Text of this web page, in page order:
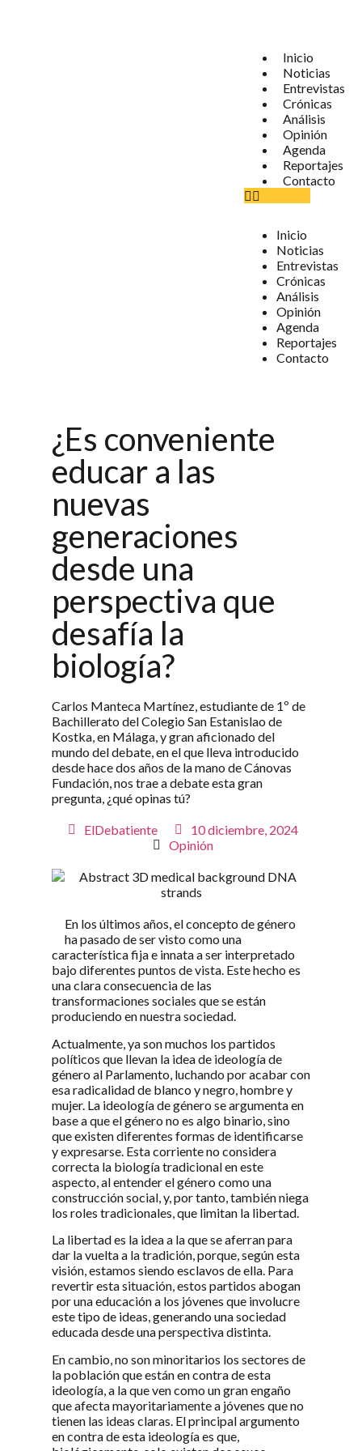
Inicio
Noticias
Entrevistas
Crónicas
Análisis
Opinión
Agenda
Reportajes
Contacto
Inicio
Noticias
Entrevistas
Crónicas
Análisis
Opinión
Agenda
Reportajes
Contacto
¿Es conveniente
educar a las
nuevas
generaciones
desde una
perspectiva que
desafía la
biología?
Carlos Manteca Martínez, estudiante de 1º de
Bachillerato del Colegio San Estanislao de
Kostka, en Málaga, y gran aficionado del
mundo del debate, en el que lleva introducido
desde hace dos años de la mano de Cánovas
Fundación, nos trae a debate esta gran
pregunta, ¿qué opinas tú?
ElDebatiente
10 diciembre, 2024
Opinión
En los últimos años, el concepto de género
ha pasado de ser visto como una
característica fija e innata a ser interpretado
bajo diferentes puntos de vista. Este hecho es
una clara consecuencia de las
transformaciones sociales que se están
produciendo en nuestra sociedad.
Actualmente, ya son muchos los partidos
políticos que llevan la idea de ideología de
género al Parlamento, luchando por acabar con
esa radicalidad de blanco y negro, hombre y
mujer. La ideología de género se argumenta en
base a que el género no es algo binario, sino
que existen diferentes formas de identificarse
y expresarse. Esta corriente no considera
correcta la biología tradicional en este
aspecto, al entender el género como una
construcción social, y, por tanto, también niega
los roles tradicionales, que limitan la libertad.
La libertad es la idea a la que se aferran para
dar la vuelta a la tradición, porque, según esta
visión, estamos siendo esclavos de ella. Para
revertir esta situación, estos partidos abogan
por una educación a los jóvenes que involucre
este tipo de ideas, generando una sociedad
educada desde una perspectiva distinta.
En cambio, no son minoritarios los sectores de
la población que están en contra de esta
ideología, a la que ven como un gran engaño
que afecta mayoritariamente a jóvenes que no
tienen las ideas claras. El principal argumento
en contra de esta ideología es que,